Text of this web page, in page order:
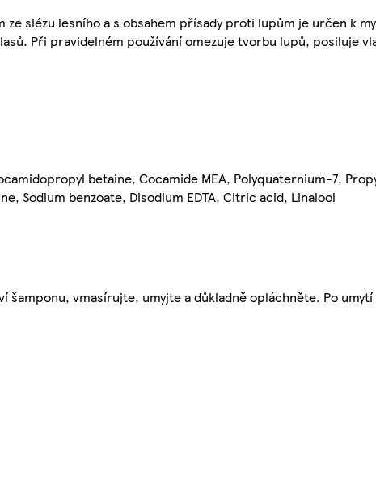
slézu lesního a s obsahem přísady proti lupům je určen k
Při pravidelném používání omezuje tvorbu lupů, posiluje
betaine, Cocamide MEA, Polyquaternium-7,
Sodium benzoate, Disodium EDTA, Citric acid, Linalool
šamponu, vmasírujte, umyjte a důkladně opláchněte. Po